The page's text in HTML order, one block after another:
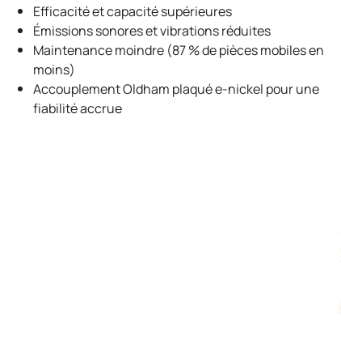
Efficacité et capacité supérieures
Émissions sonores et vibrations réduites
Maintenance moindre (87 % de pièces mobiles en
moins)
Accouplement Oldham plaqué e-nickel pour une
fiabilité accrue